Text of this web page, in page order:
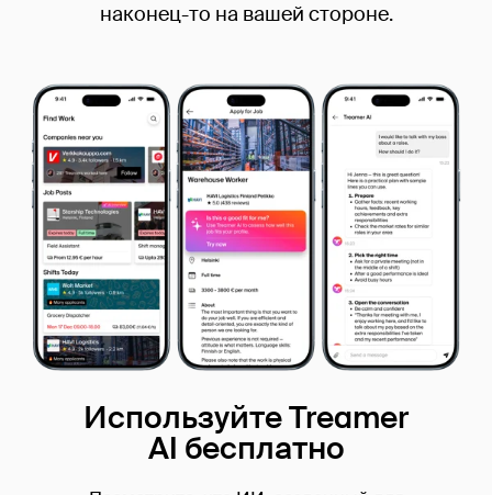
наконец-то на вашей стороне.
Используйте Treamer
AI бесплатно